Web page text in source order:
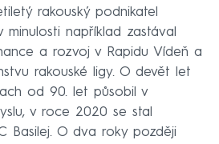
rakouský podnikatel
minulosti například zastával
a rozvoj v Rapidu Vídeň a
rakouské ligy. O devět let
od 90. let působil v
v roce 2020 se stal
Basilej. O dva roky později